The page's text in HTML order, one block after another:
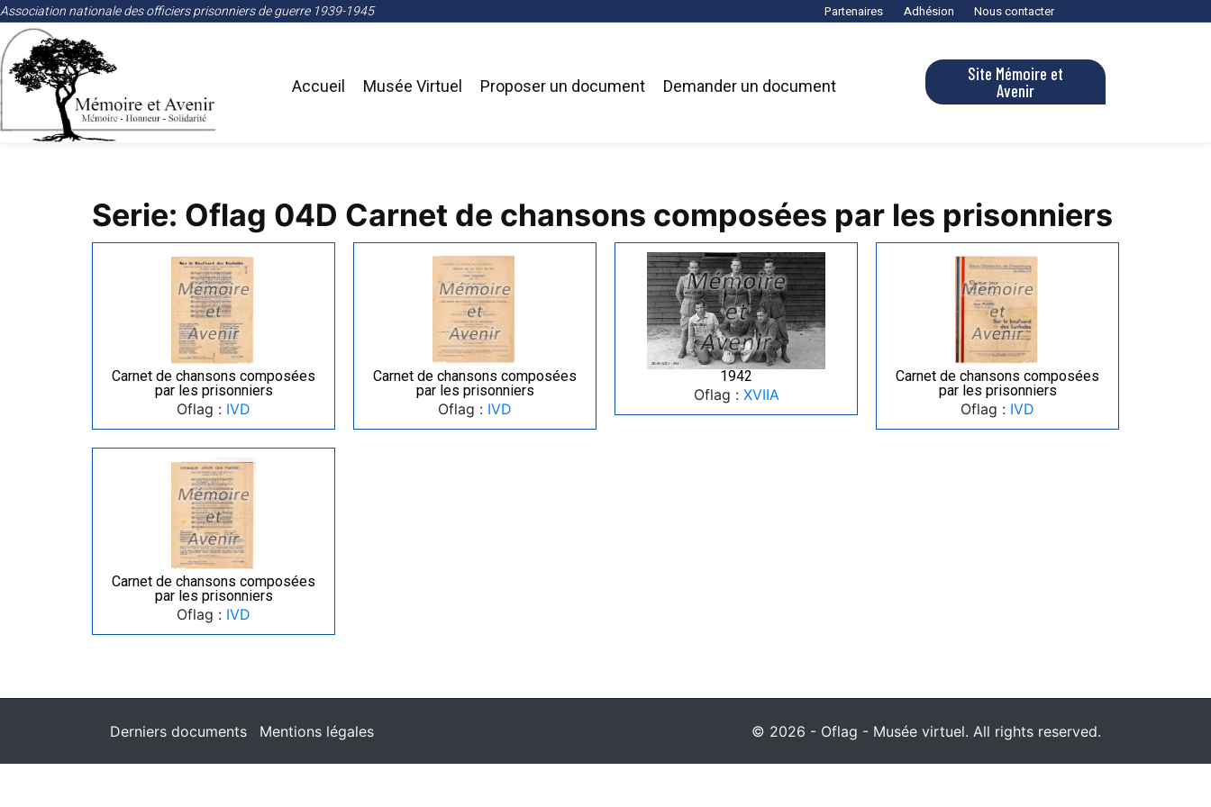
Association nationale des officiers prisonniers de guerre 1939-1945 Partenaires Adhésion Nous contacter
Accueil Musée Virtuel Proposer un document Demander un document
Site Mémoire et
Avenir
Serie: Oflag 04D Carnet de chansons composées par les prisonniers
Carnet de chansons composées
par les prisonniers
Oflag : IVD
Carnet de chansons composées
par les prisonniers
Oflag : IVD
1942
Oflag : XVIIA
Carnet de chansons composées
par les prisonniers
Oflag : IVD
Carnet de chansons composées
par les prisonniers
Oflag : IVD
Derniers documents Mentions légales © 2026 - Oflag - Musée virtuel. All rights reserved.